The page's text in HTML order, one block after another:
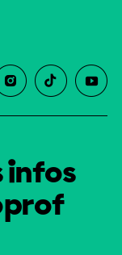
infos